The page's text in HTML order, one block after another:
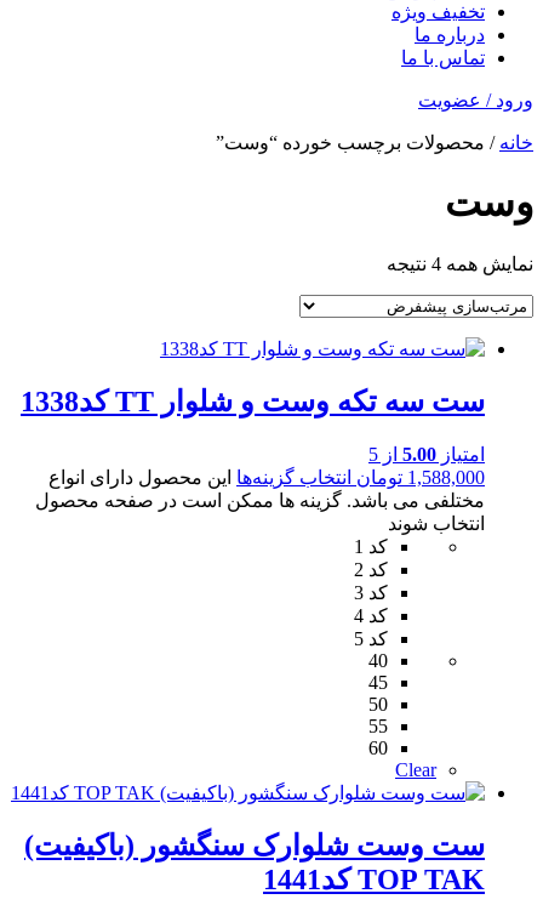
تخفیف ویژه
درباره ما
تماس با ما
ورود / عضویت
خانه / محصولات برچسب خورده “وست”
وست
نمایش همه 4 نتیجه
ست سه تکه وست و شلوار TT کد1338
امتیاز 5.00 از 5
1,588,000 تومان انتخاب گزینه‌ها این محصول دارای انواع
مختلفی می باشد. گزینه ها ممکن است در صفحه محصول
انتخاب شوند
کد 1
کد 2
کد 3
کد 4
کد 5
40
45
50
55
60
Clear
ست وست شلوارک سنگشور (باکیفیت)
TOP TAK کد1441